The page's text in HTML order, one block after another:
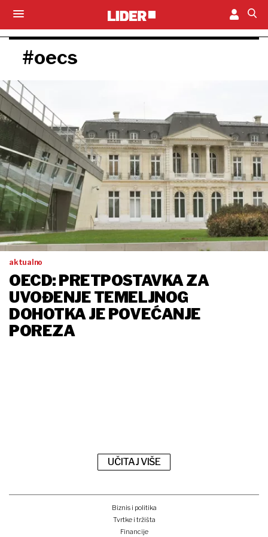
#oecs
aktualno
OECD: PRETPOSTAVKA ZA
UVOĐENJE TEMELJNOG
DOHOTKA JE POVEĆANJE
POREZA
UČITAJ VIŠE
Biznis i politika
Tvrtke i tržišta
Financije